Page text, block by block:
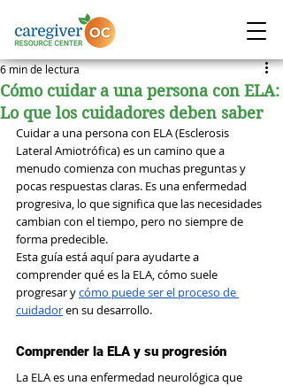
Cómo cuidar a una persona con ELA:
Lo que los cuidadores deben saber
6 min de lectura
Cuidar a una persona con ELA (Esclerosis
Lateral Amiotrófica) es un camino que a
menudo comienza con muchas preguntas y
pocas respuestas claras. Es una enfermedad
progresiva, lo que significa que las necesidades
cambian con el tiempo, pero no siempre de
forma predecible.
Esta guía está aquí para ayudarte a
comprender qué es la ELA, cómo suele
progresar y cómo puede ser el proceso de
cuidador en su desarrollo.
Comprender la ELA y su progresión
La ELA es una enfermedad neurológica que